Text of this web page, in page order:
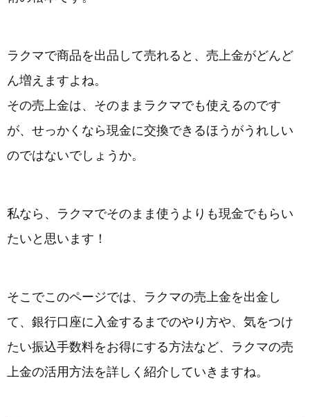
ラクマで商品を出品して売れると、売上金がどんど
ん増えますよね。
その売上金は、そのままラクマでも使えるのです
が、せっかくなら現金に交換できるほうがうれしい
のではないでしょうか。
私なら、ラクマでそのまま使うよりも現金でもらい
たいと思います！
そこでこのページでは、ラクマの売上金を出金し
て、銀行口座に入金するまでのやり方や、気をつけ
たい振込手数料をお得にする方法など、ラクマの売
上金の活用方法を詳しく紹介していきますね。